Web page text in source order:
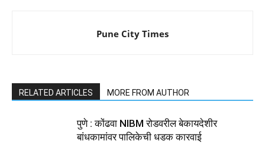
Pune City Times
RELATED ARTICLES MORE FROM AUTHOR
पुणे : कोंढवा NIBM रोडवरील बेकायदेशीर
बांधकामांवर पालिकेची धडक कारवाई